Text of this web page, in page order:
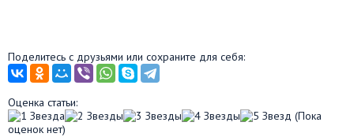
Поделитесь с друзьями или сохраните для себя:
Оценка статьи:
(Пока
оценок нет)